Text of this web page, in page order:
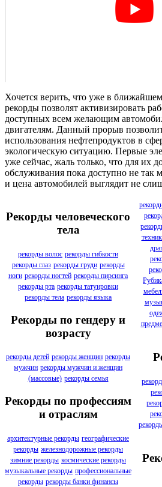
Хочется верить, что уже в
рекорды позволят активизировать
доступных всем желающим
двигателям. Данный прорыв
использования нефтепродуктов в
экологическую ситуацию. Первые
уже сейчас, жаль только, что для их
обслуживания пока доступно не так
и цена автомобилей выглядит не
Рекорды человеческого
тела
рекорды волос рекорды гибкости
рекорды глаз рекорды груди рекорды
ноги рекорды ногтей рекорды пирсинга
рекорды рта рекорды татуировки
рекорды тела рекорды языка
Рекорды по гендеру и
возрасту
рекорды детей рекорды женщин рекорды
мужчин рекорды мужчин и женщин
(массовые) рекорды семья
Рекорды по профессиям
и отраслям
архитектурные рекорды географические
рекорды железнодорожные рекорды
зимние рекорды космические рекорды
музыкальные рекорды профессиональные
рекорды рекорды банки финансы